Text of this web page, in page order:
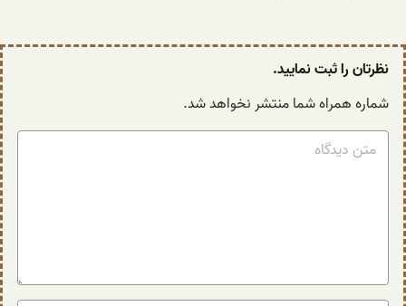
نظرتان را ثبت نمایید.
شماره همراه شما منتشر نخواهد شد.